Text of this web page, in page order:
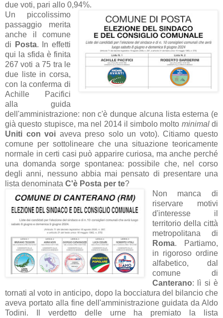
due voti, pari allo 0,94%.
Un piccolissimo
passaggio merita
anche il comune
di
Posta. In effetti
qui la sfida è finita
267 voti a 75 tra le
due liste in corsa,
con la conferma di
Achille Pacifici
alla guida
dell'amministrazione: non c'è dunque alcuna lista esterna (e
già questo stupisce, ma nel 2014 il simbolo molto minimaldi
Uniti con voi aveva preso solo un voto). Citiamo questo
comune per sottolineare che una situazione teoricamente
normale in certi casi può apparire curiosa, ma anche perché
una domanda sorge spontanea: possibile che, nel corso
degli anni, nessuno abbia mai pensato di presentare una
lista denominata C'è Posta per te?
Non manca di
riservare motivi
d'interesse il
territorio della città
metropolitana di
Roma. Partiamo,
in rigoroso ordine
alfabetico, dal
comune di
Canterano: lì si è
tornati al voto in anticipo, dopo la bocciatura del bilancio che
aveva portato alla fine dell'amministrazione guidata da Aldo
Todini. Il verdetto delle urne ha premiato la lista